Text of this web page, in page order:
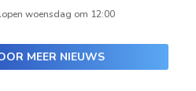
woensdag om 12:00
MEER NIEUWS